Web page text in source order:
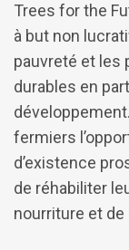
Trees for the
à but non
pauvreté et les
durables en
fermiers
d’existence
de réhabiliter
nourriture et